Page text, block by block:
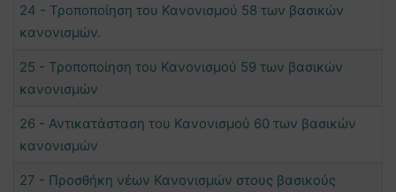
24 - Τροποποίηση του Κανονισμού 58 των βασικών
κανονισμών.
25 - Τροποποίηση του Κανονισμού 59 των βασικών
κανονισμών
26 - Αντικατάσταση του Κανονισμού 60 των βασικών
κανονισμών
27 - Προσθήκη νέων Κανονισμών στους βασικούς